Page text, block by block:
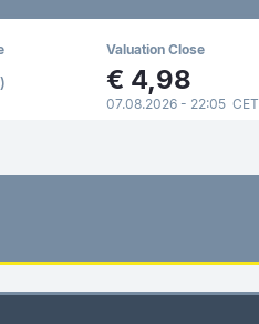
Valuation Close
€ 4,98
07.08.2026 - 22:05 CET